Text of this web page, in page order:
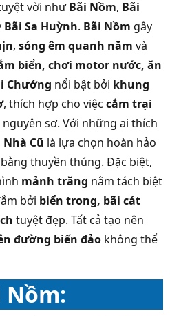
vời nhưBãi Nồm, Bãi
Bãi Sa Huỳnh. Bãi Nồm gây
, sóng êm quanh năm và
biển, chơi motor nước, ăn
Chướng nổi bật bởi khung
, thích hợp cho việc cắm trại
sơ. Với những ai thích
Nhà Cũ là lựa chọn hoàn hảo
thuyền thúng. Đặc biệt,
mảnh trăng nằm tách biệt
bởi biển trong, bãi cát
tuyệt đẹp. Tất cả tạo nên
đường biển đảo không thể
Nồm: